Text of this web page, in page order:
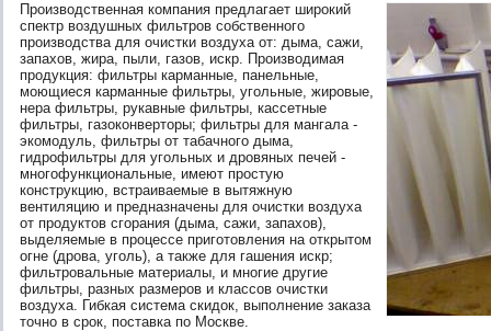
Производственная компания предлагает широкий
спектр воздушных фильтров собственного
производства для очистки воздуха от: дыма, сажи,
запахов, жира, пыли, газов, искр. Производимая
продукция: фильтры карманные, панельные,
моющиеся карманные фильтры, угольные, жировые,
нера фильтры, рукавные фильтры, кассетные
фильтры, газоконверторы; фильтры для мангала -
экомодуль, фильтры от табачного дыма,
гидрофильтры для угольных и дровяных печей -
многофункциональные, имеют простую
конструкцию, встраиваемые в вытяжную
вентиляцию и предназначены для очистки воздуха
от продуктов сгорания (дыма, сажи, запахов),
выделяемые в процессе приготовления на открытом
огне (дрова, уголь), а также для гашения искр;
фильтровальные материалы, и многие другие
фильтры, разных размеров и классов очистки
воздуха. Гибкая система скидок, выполнение заказа
точно в срок, поставка по Москве.